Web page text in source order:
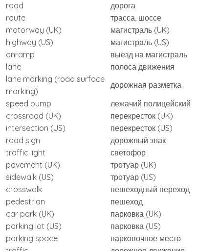
road
дорога
route
трасса, шоссе
motorway (UK)
магистраль (UK)
highway (US)
магистраль (US)
onramp
выезд на магистраль
lane
полоса движения
lane marking (road surface
marking)
дорожная разметка
speed bump
лежачий полицейский
crossroad (UK)
перекресток (UK)
intersection (US)
перекресток (US)
road sign
дорожный знак
traffic light
светофор
pavement (UK)
тротуар (UK)
sidewalk (US)
тротуар (US)
crosswalk
пешеходный переход
pedestrian
пешеход
car park (UK)
парковка (UK)
parking lot (US)
парковка (US)
parking space
парковочное место